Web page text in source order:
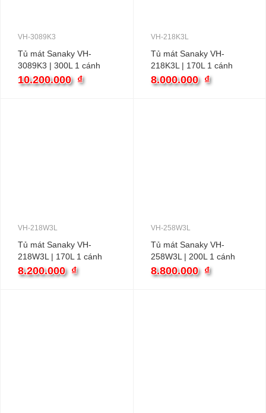
VH-3089K3
Tủ mát Sanaky VH-
3089K3 | 300L 1 cánh
inverter
10.200.000 ₫
VH-218K3L
Tủ mát Sanaky VH-
218K3L | 170L 1 cánh
inverter
8.000.000 ₫
VH-218W3L
Tủ mát Sanaky VH-
218W3L | 170L 1 cánh
inverter
8.200.000 ₫
VH-258W3L
Tủ mát Sanaky VH-
258W3L | 200L 1 cánh
inverter
8.800.000 ₫